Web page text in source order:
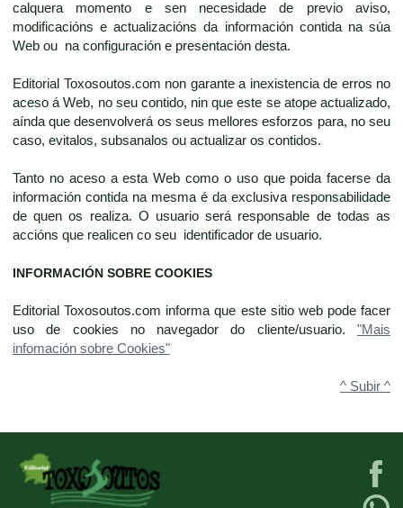
calquera momento e sen necesidade de previo aviso,
modificacións e actualizacións da información contida na súa
Web ou na configuración e presentación desta.
Editorial Toxosoutos.com non garante a inexistencia de erros no
aceso á Web, no seu contido, nin que este se atope actualizado,
aínda que desenvolverá os seus mellores esforzos para, no seu
caso, evitalos, subsanalos ou actualizar os contidos.
Tanto no aceso a esta Web como o uso que poida facerse da
información contida na mesma é da exclusiva responsabilidade
de quen os realiza. O usuario será responsable de todas as
accións que realicen co seu identificador de usuario.
INFORMACIÓN SOBRE COOKIES
Editorial Toxosoutos.com informa que este sitio web pode facer
uso de cookies no navegador do cliente/usuario. "Mais
infomación sobre Cookies"
^ Subir ^